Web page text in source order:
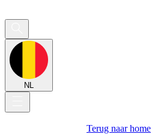
NL
Terug naar home